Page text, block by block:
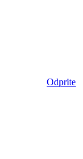
Odprite